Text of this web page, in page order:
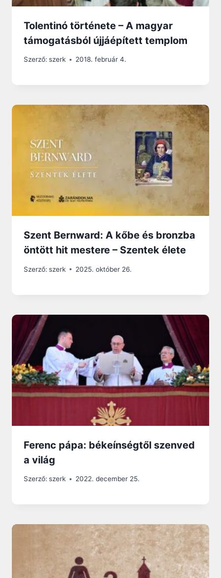
Tolentinó története – A magyar
támogatásból újjáépített templom
Szerző: szerk 2018. február 4.
Szent Bernward: A kőbe és bronzba
öntött hit mestere – Szentek élete
Szerző: szerk 2025. október 26.
Ferenc pápa: békeínségtől szenved
a világ
Szerző: szerk 2022. december 25.